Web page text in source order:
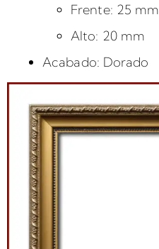
Frente: 25 mm
Alto: 20 mm
Acabado: Dorado